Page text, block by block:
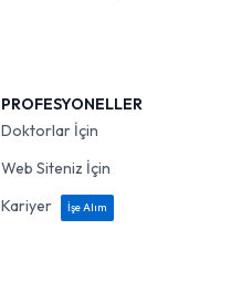
PROFESYONELLER
Doktorlar İçin
Web Siteniz İçin
Kariyer
İşe Alım